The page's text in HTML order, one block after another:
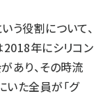
う役割について、
2018年にシリコン
あり、その時流
いた全員が「グ